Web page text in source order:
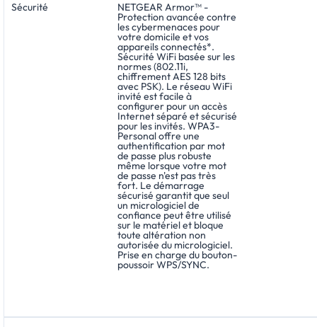
Sécurité NETGEAR Armor™ -
Protection avancée contre
les cybermenaces pour
votre domicile et vos
appareils connectés*.
Sécurité WiFi basée sur les
normes (802.11i,
chiffrement AES 128 bits
avec PSK). Le réseau WiFi
invité est facile à
configurer pour un accès
Internet séparé et sécurisé
pour les invités. WPA3-
Personal offre une
authentification par mot
de passe plus robuste
même lorsque votre mot
de passe n'est pas très
fort. Le démarrage
sécurisé garantit que seul
un micrologiciel de
confiance peut être utilisé
sur le matériel et bloque
toute altération non
autorisée du micrologiciel.
Prise en charge du bouton-
poussoir WPS/SYNC.